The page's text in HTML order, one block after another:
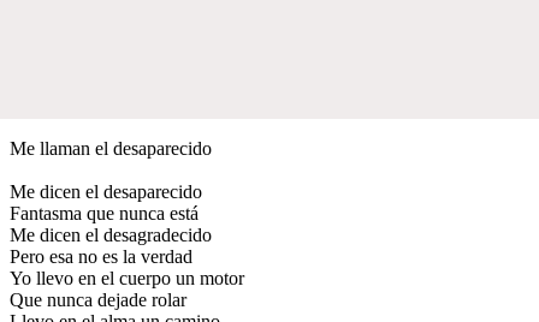
Me llaman el desaparecido
Me dicen el desaparecido
Fantasma que nunca está
Me dicen el desagradecido
Pero esa no es la verdad
Yo llevo en el cuerpo un motor
Que nunca dejade rolar